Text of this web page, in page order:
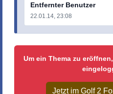
Entfernter Benutzer
22.01.14, 23:08
Um ein Thema zu
Jetzt im Golf 2